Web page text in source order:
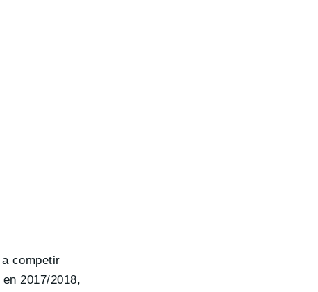
competir
2017/2018,